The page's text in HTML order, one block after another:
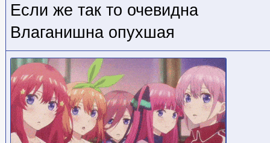
Если же так то очевидна
Влаганишна опухшая